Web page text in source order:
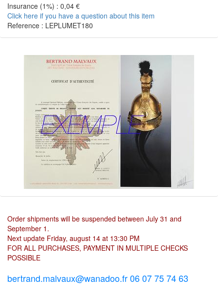
Insurance (1%) : 0,04 €
Click here if you have a question about this item
Reference : LEPLUMET180
Order shipments will be suspended between July 31 and
September 1.
Next update Friday, august 14 at 13:30 PM
FOR ALL PURCHASES, PAYMENT IN MULTIPLE CHECKS
POSSIBLE
bertrand.malvaux@wanadoo.fr 06 07 75 74 63